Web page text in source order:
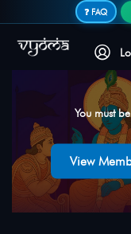
❓ FAQ
You must
View